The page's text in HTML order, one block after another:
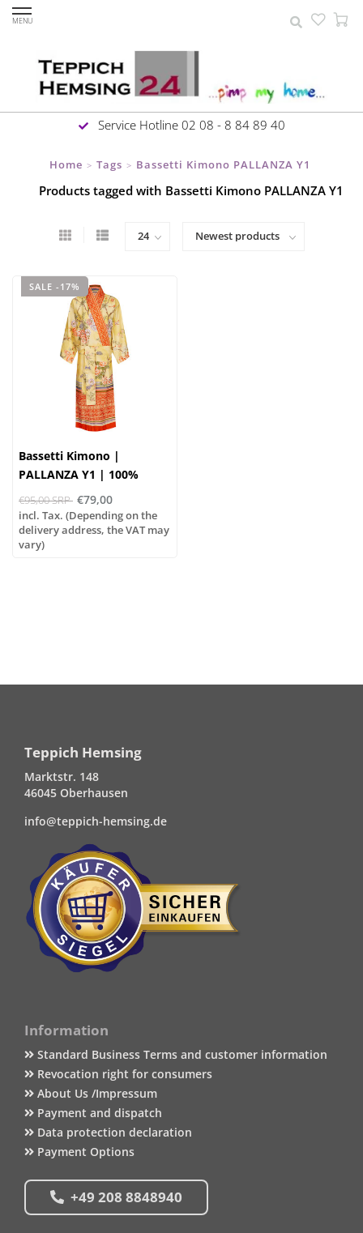
MENU
Service Hotline 02 08 - 8 84 89 40
Home > Tags > Bassetti Kimono PALLANZA Y1
Products tagged with Bassetti Kimono PALLANZA Y1
SALE -17%
Bassetti Kimono |
PALLANZA Y1 | 100%
cotton
€95,00 SRP €79,00
incl. Tax. (Depending on the
delivery address, the VAT may
vary)
Teppich Hemsing
Marktstr. 148
46045 Oberhausen
info@teppich-hemsing.de
Information
Standard Business Terms and customer information
Revocation right for consumers
About Us /Impressum
Payment and dispatch
Data protection declaration
Payment Options
+49 208 8848940